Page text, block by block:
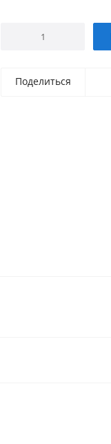
Поделиться